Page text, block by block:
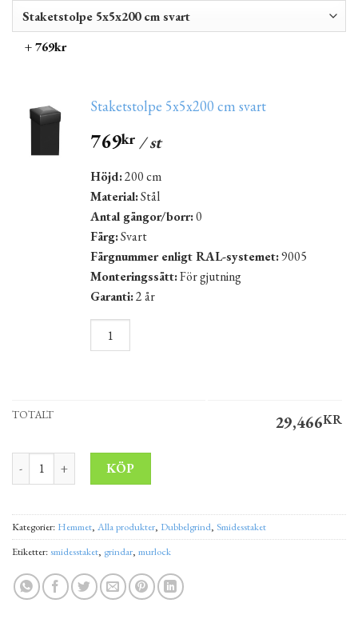
+ 769kr
Staketstolpe 5x5x200 cm svart
769kr / st
Höjd:200 cm
Material:Stål
Antal gängor/borr:0
Färg:Svart
Färgnummer enligt RAL-systemet:9005
Monteringssätt:För gjutning
Garanti:2 år
TOTALT 29,466KR
Dubbelgrind Fårö 5 m – Klassisk smidesgrind i stål | NordensGård
KÖP
Kategorier: Hemmet, Alla produkter, Dubbelgrind, Smidesstaket
Etiketter:smidesstaket, grindar, murlock